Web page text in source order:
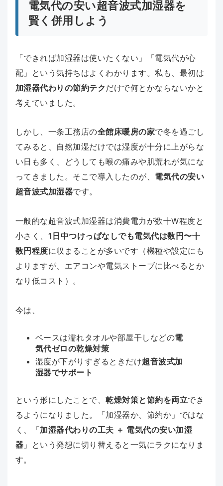
電気代の安い超音波式加湿器を
賢く併用しよう
「できれば加湿器は使いたくない」「電気代が心
配」という気持ちはよくわかります。私も、最初は
加湿器代わりの節約テクだけで何とかならないかと
考えていました。
しかし、一条工務店の全館床暖房の家で冬を過ごし
てみると、自然加湿だけでは湿度が十分に上がらな
い日も多く、どうしても喉の痛みや肌荒れが気にな
ってきました。そこで導入したのが、 電気代の安い
超音波式加湿器です。
一般的な超音波式加湿器は消費電力が数十W程度と
小さく、 1日中つけっぱなしでも電気代は数円〜十
数円程度に収まることが多いです（機種や設定にも
よりますが、エアコンや電気ストーブに比べるとか
なり低コスト）。
今は、
ベースは濡れタオルや部屋干しなどの電
気代ゼロの乾燥対策
湿度が下がりすぎるときだけ超音波式加
湿器でサポート
という形にしたことで、乾燥対策と節約を両立でき
るようになりました。「加湿器か、節約か」ではな
く、「加湿器代わりの工夫 ＋ 電気代の安い加湿
器 」という発想に切り替えると一気にラクになりま
す。